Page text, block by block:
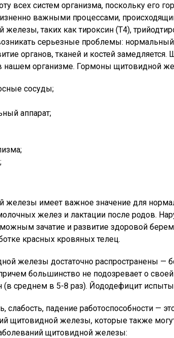
всех систем организма, поскольку его
важными процессами,
таких как тироксин (Т4),
серьезные проблемы:
органов, тканей и костей
нашем организме. Гормоны щитовидной
сосуды;
аппарат;
железы имеет важное значение для
желез и лактации после родов.
зачатие и развитие здоровой
красных кровяных телец.
железы достаточно распространены —
большинство не подозревает о
среднем в 5-8 раз). Йододефицит
слабость, падение работоспособности —
щитовидной железы, которые также могут
щитовидной железы: